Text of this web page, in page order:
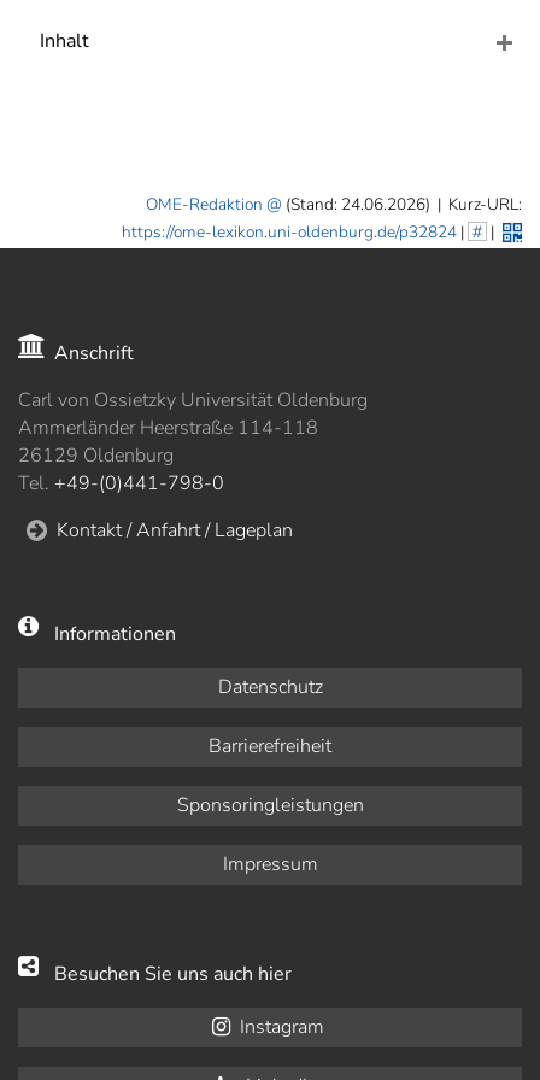
Inhalt
OME-Redaktion (Stand: 24.06.2026) | Kurz-URL:
https://ome-lexikon.uni-oldenburg.de/p32824| # |
Anschrift
Carl von Ossietzky Universität Oldenburg
Ammerländer Heerstraße 114-118
26129 Oldenburg
Tel. +49-(0)441-798-0
Kontakt / Anfahrt / Lageplan
Informationen
Datenschutz
Barrierefreiheit
Sponsoringleistungen
Impressum
Besuchen Sie uns auch hier
Instagram